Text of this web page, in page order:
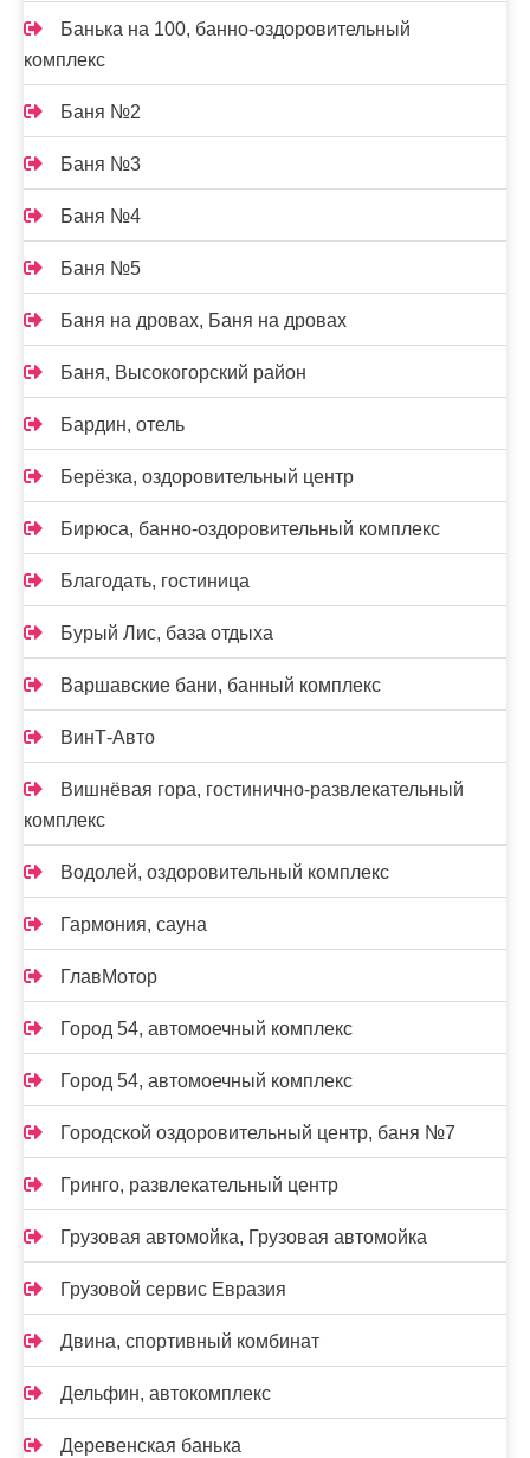
Банька на 100, банно-оздоровительный
комплекс
Баня №2
Баня №3
Баня №4
Баня №5
Баня на дровах, Баня на дровах
Баня, Высокогорский район
Бардин, отель
Берёзка, оздоровительный центр
Бирюса, банно-оздоровительный комплекс
Благодать, гостиница
Бурый Лис, база отдыха
Варшавские бани, банный комплекс
ВинТ-Авто
Вишнёвая гора, гостинично-развлекательный
комплекс
Водолей, оздоровительный комплекс
Гармония, сауна
ГлавМотор
Город 54, автомоечный комплекс
Город 54, автомоечный комплекс
Городской оздоровительный центр, баня №7
Гринго, развлекательный центр
Грузовая автомойка, Грузовая автомойка
Грузовой сервис Евразия
Двина, спортивный комбинат
Дельфин, автокомплекс
Деревенская банька